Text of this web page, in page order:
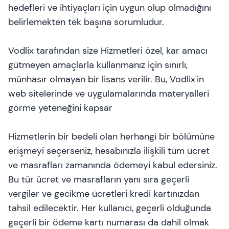
hedefleri ve ihtiyaçları için uygun olup olmadığını
belirlemekten tek başına sorumludur.
Vodlix tarafından size Hizmetleri özel, kar amacı
gütmeyen amaçlarla kullanmanız için sınırlı,
münhasır olmayan bir lisans verilir. Bu, Vodlix'in
web sitelerinde ve uygulamalarında materyalleri
görme yeteneğini kapsar
Hizmetlerin bir bedeli olan herhangi bir bölümüne
erişmeyi seçerseniz, hesabınızla ilişkili tüm ücret
ve masrafları zamanında ödemeyi kabul edersiniz.
Bu tür ücret ve masrafların yanı sıra geçerli
vergiler ve gecikme ücretleri kredi kartınızdan
tahsil edilecektir. Her kullanıcı, geçerli olduğunda
geçerli bir ödeme kartı numarası da dahil olmak